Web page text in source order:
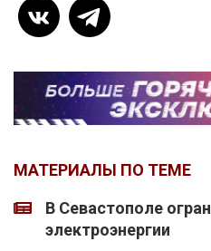
МАТЕРИАЛЫ ПО ТЕМЕ
В Севастополе
электроэнергии